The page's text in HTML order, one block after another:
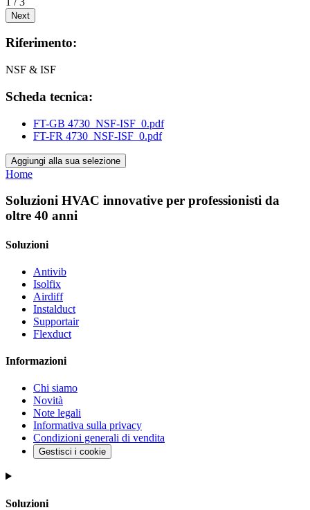
Next
Riferimento:
NSF & ISF
Scheda tecnica:
FT-GB 4730_NSF-ISF_0.pdf
FT-FR 4730_NSF-ISF_0.pdf
Aggiungi alla sua selezione
Home
Soluzioni HVAC innovative per professionisti da
oltre 40 anni
Soluzioni
Antivib
Isolfix
Airdiff
Instalduct
Supportair
Flexduct
Informazioni
Chi siamo
Novità
Note legali
Informativa sulla privacy
Condizioni generali di vendita
Gestisci i cookie
Soluzioni